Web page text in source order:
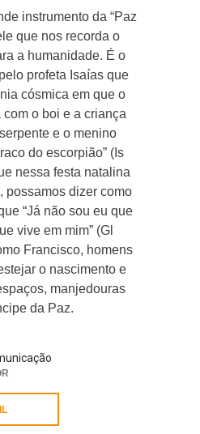
instrumento da “Paz
que nos recorda o
a humanidade. É o
profeta Isaías que
cósmica em que o
com o boi e a criança
e o menino
do escorpião” (Is
nessa festa natalina
possamos dizer como
“Já não sou eu que
vive em mim” (Gl
Francisco, homens
o nascimento e
manjedouras
da Paz.